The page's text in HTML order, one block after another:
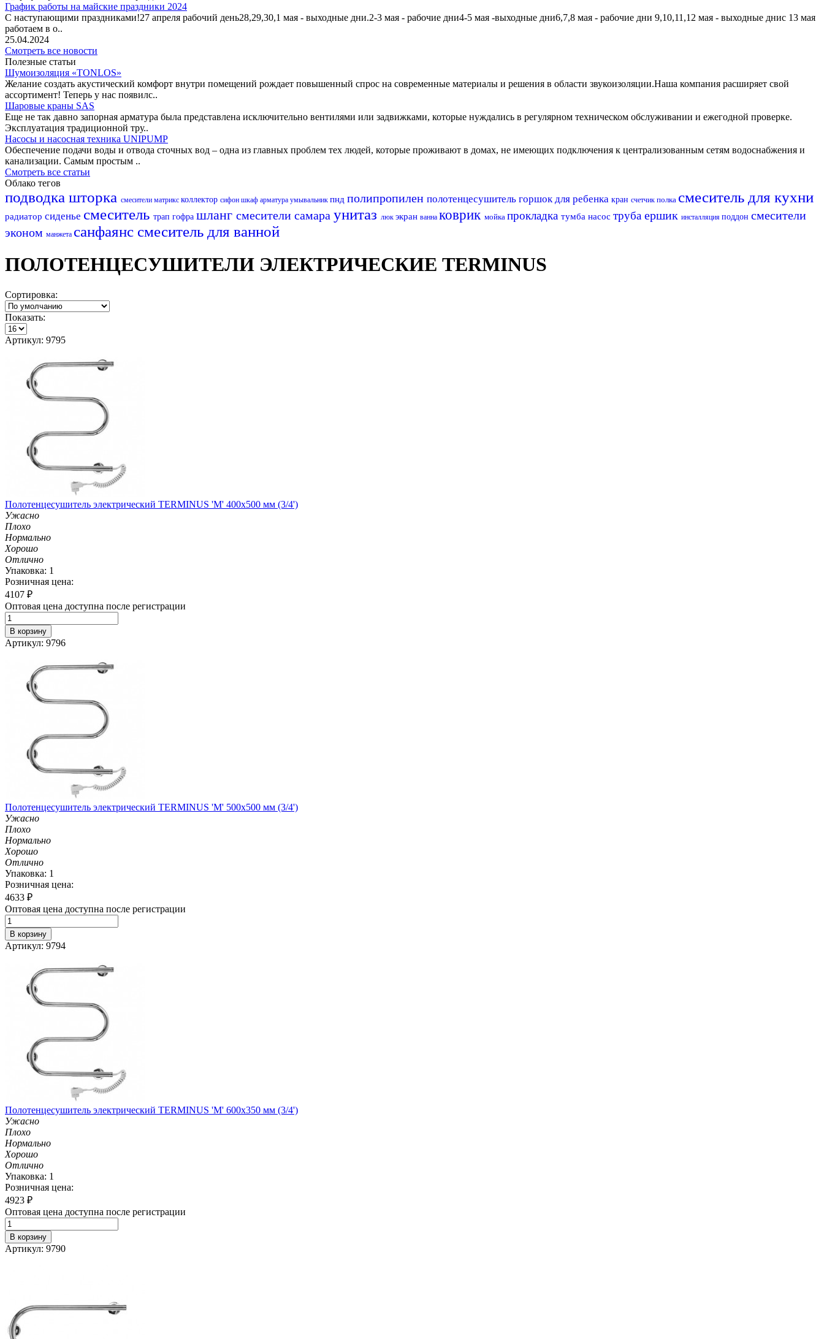
График работы на майские праздники 2024
С наступающими праздниками!27 апреля рабочий день28,29,30,1 мая - выходные дни.2-3 мая - рабочие дни4-5 мая -выходные дни6,7,8 мая - рабочие дни 9,10,11,12 мая - выходные днис 13 мая
работаем в о..
25.04.2024
Смотреть все новости
Полезные статьи
Шумоизоляция «TONLOS»
Желание создать акустический комфорт внутри помещений рождает повышенный спрос на современные материалы и решения в области звукоизоляции.Наша компания расширяет свой
ассортимент! Теперь у нас появилс..
Шаровые краны SAS
Еще не так давно запорная арматура была представлена исключительно вентилями или задвижками, которые нуждались в регулярном техническом обслуживании и ежегодной проверке.
Эксплуатация традиционной тру..
Насосы и насосная техника UNIPUMP
Обеспечение подачи воды и отвода сточных вод – одна из главных проблем тех людей, которые проживают в домах, не имеющих подключения к централизованным сетям водоснабжения и
канализации. Самым простым ..
Смотреть все статьи
Облако тегов
подводка шторка смесители матрикс коллектор сифон шкаф арматура умывальник пнд полипропилен полотенцесушитель горшок для ребенка кран счетчик полка смеситель для кухни
радиатор сиденье смеситель трап гофра шланг смесители самара унитаз люк экран ванна коврик мойка прокладка тумба насос труба ершик инсталляция поддон смесители
эконом манжета санфаянс смеситель для ванной
ПОЛОТЕНЦЕСУШИТЕЛИ ЭЛЕКТРИЧЕСКИЕ TERMINUS
Сортировка:
Показать:
Артикул: 9795
Полотенцесушитель электрический TERMINUS 'М' 400х500 мм (3/4')
Ужасно
Плохо
Нормально
Хорошо
Отлично
Упаковка: 1
Розничная цена:
4107 ₽
Оптовая цена доступна после регистрации
В корзину
Артикул: 9796
Полотенцесушитель электрический TERMINUS 'М' 500х500 мм (3/4')
Ужасно
Плохо
Нормально
Хорошо
Отлично
Упаковка: 1
Розничная цена:
4633 ₽
Оптовая цена доступна после регистрации
В корзину
Артикул: 9794
Полотенцесушитель электрический TERMINUS 'М' 600х350 мм (3/4')
Ужасно
Плохо
Нормально
Хорошо
Отлично
Упаковка: 1
Розничная цена:
4923 ₽
Оптовая цена доступна после регистрации
В корзину
Артикул: 9790